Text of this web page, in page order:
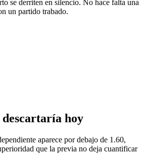
se derriten en silencio. No hace falta una
un partido trabado.
descartaría hoy
aparece por debajo de 1.60,
que la previa no deja cuantificar